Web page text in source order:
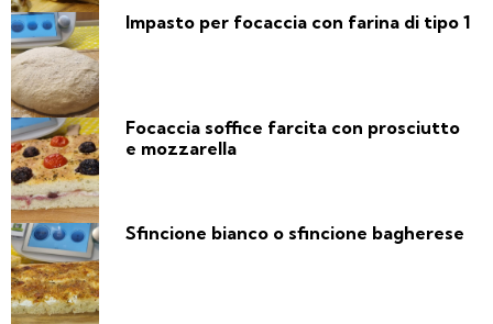
Impasto per focaccia con farina di tipo 1
Focaccia soffice farcita con prosciutto
e mozzarella
Sfincione bianco o sfincione bagherese